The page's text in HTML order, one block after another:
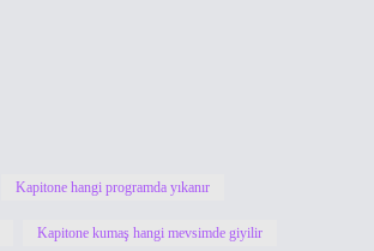
Kapitone hangi programda yıkanır
Kapitone kumaş hangi mevsimde giyilir